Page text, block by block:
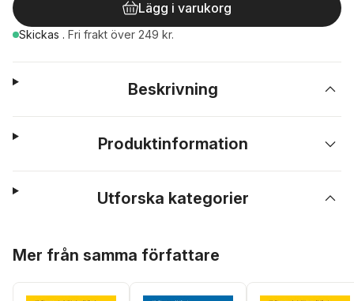
Lägg i varukorg
Skickas . Fri frakt över 249 kr.
Beskrivning
Produktinformation
Utforska kategorier
Mer från samma författare